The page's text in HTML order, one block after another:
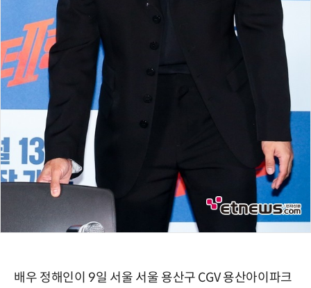
배우 정해인이 9일 서울 서울 용산구 CGV 용산아이파크